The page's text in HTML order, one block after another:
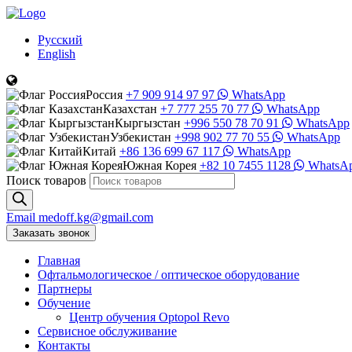
Русский
English
Россия +7 909 914 97 97
WhatsApp
Казахстан +7 777 255 70 77
WhatsApp
Кыргызстан +996 550 78 70 91
WhatsApp
Узбекистан +998 902 77 70 55
WhatsApp
Китай +86 136 699 67 117
WhatsApp
Южная Корея +82 10 7455 1128
Поиск товаров
Email medoff.kg@gmail.com
Заказать звонок
Главная
Офтальмологическое / оптическое оборудование
Партнеры
Обучение
Центр обучения Оptopol Revo
Сервисное обслуживание
Контакты